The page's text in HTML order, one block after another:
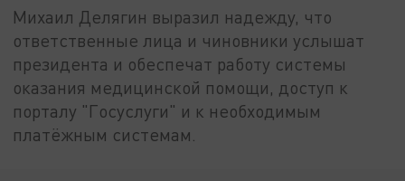
Михаил Делягин выразил надежду, что
ответственные лица и чиновники услышат
президента и обеспечат работу системы
оказания медицинской помощи, доступ к
порталу "Госуслуги" и к необходимым
платёжным системам.